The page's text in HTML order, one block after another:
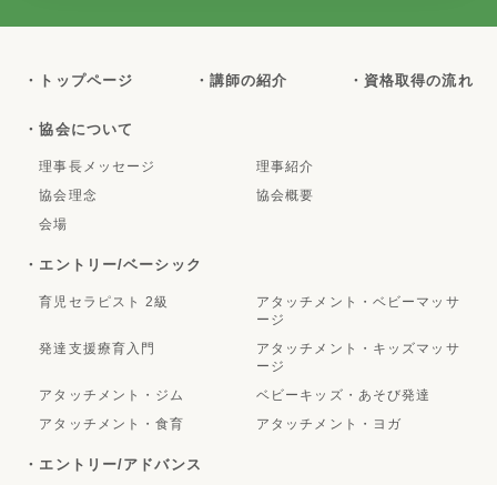
・トップページ ・講師の紹介 ・資格取得の流れ
・協会について
理事長メッセージ
理事紹介
協会理念
協会概要
会場
・エントリー/ベーシック
育児セラピスト 2級
アタッチメント・ベビーマッサ
ージ
発達支援療育入門
アタッチメント・キッズマッサ
ージ
アタッチメント・ジム
ベビーキッズ・あそび発達
アタッチメント・食育
アタッチメント・ヨガ
・エントリー/アドバンス